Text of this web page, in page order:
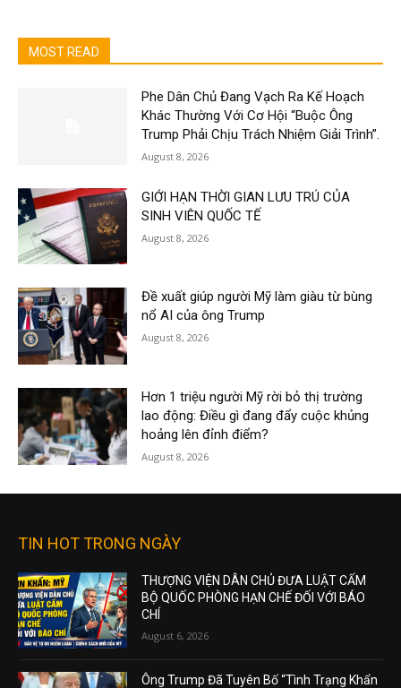
MOST READ
Phe Dân Chủ Đang Vạch Ra Kế Hoạch
Khác Thường Với Cơ Hội “Buộc Ông
Trump Phải Chịu Trách Nhiệm Giải Trình”.
August 8, 2026
GIỚI HẠN THỜI GIAN LƯU TRÚ CỦA
SINH VIÊN QUỐC TẾ
August 8, 2026
Đề xuất giúp người Mỹ làm giàu từ bùng
nổ AI của ông Trump
August 8, 2026
Hơn 1 triệu người Mỹ rời bỏ thị trường
lao động: Điều gì đang đẩy cuộc khủng
hoảng lên đỉnh điểm?
August 8, 2026
TIN HOT TRONG NGÀY
THƯỢNG VIỆN DÂN CHỦ ĐƯA LUẬT CẤM
BỘ QUỐC PHÒNG HẠN CHẾ ĐỐI VỚI BÁO
CHÍ
August 6, 2026
Ông Trump Đã Tuyên Bố “Tình Trạng Khẩn